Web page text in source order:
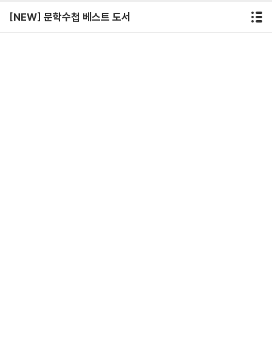
[NEW] 문학수첩 베스트 도서